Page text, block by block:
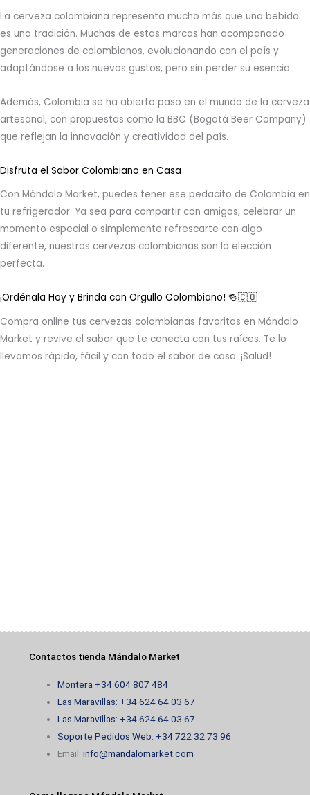
La cerveza colombiana representa mucho más que una bebida:
es una tradición. Muchas de estas marcas han acompañado
generaciones de colombianos, evolucionando con el país y
adaptándose a los nuevos gustos, pero sin perder su esencia.
Además, Colombia se ha abierto paso en el mundo de la cerveza
artesanal, con propuestas como la BBC (Bogotá Beer Company)
que reflejan la innovación y creatividad del país.
Disfruta el Sabor Colombiano en Casa
Con Mándalo Market, puedes tener ese pedacito de Colombia en
tu refrigerador. Ya sea para compartir con amigos, celebrar un
momento especial o simplemente refrescarte con algo
diferente, nuestras cervezas colombianas son la elección
perfecta.
¡Ordénala Hoy y Brinda con Orgullo Colombiano! 🍻🇨🇴
Compra online tus cervezas colombianas favoritas en Mándalo
Market y revive el sabor que te conecta con tus raíces. Te lo
llevamos rápido, fácil y con todo el sabor de casa. ¡Salud!
Contactos tienda Mándalo Market
Montera +34 604 807 484
Las Maravillas: +34 624 64 03 67
Las Maravillas: +34 624 64 03 67
Soporte Pedidos Web: +34 722 32 73 96
Email:info@mandalomarket.com